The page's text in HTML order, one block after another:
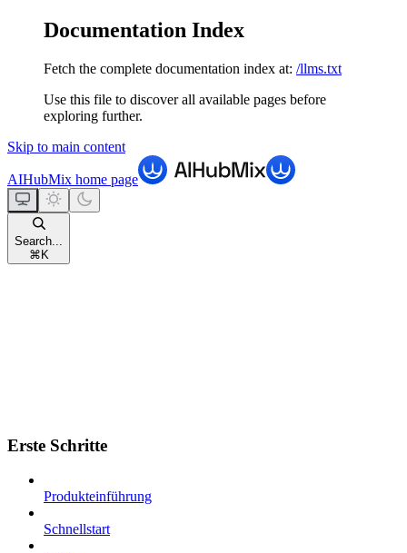
Documentation Index
Fetch the complete documentation index at: /llms.txt
Use this file to discover all available pages before
exploring further.
Skip to main content
AIHubMix home page
Search...
⌘ K
Erste Schritte
Produkteinführung
Schnellstart